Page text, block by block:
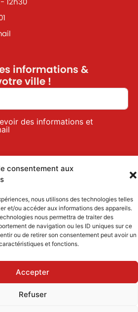
consentement aux
nous utilisons des technologies telles
et/ou accéder aux informations des appareils.
nous permettra de traiter des
de navigation ou les ID uniques sur ce
ou de retirer son consentement peut avoir un
et fonctions.
Accepter
Refuser
informations &
ville !
des informations et
|Politique des cookies